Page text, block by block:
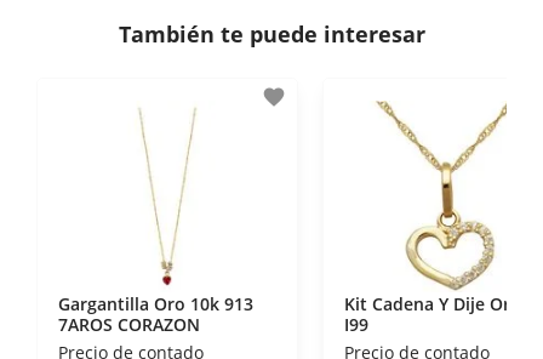
- Certificados de seguridad SSL y Encriptación 3D.
disposiciones legales y Códigos de Ética de la
Asociación Mexicana de Internet (AIMX).
- Nos encontramos en la lista de socios Activos de
la Asociación de Internet.MX.
También te puede interesar
favorite
Gargantilla Oro 10k 913
7AROS CORAZON
Precio de contado
Kit Cadena Y Dije Oro
I99
Precio de contado